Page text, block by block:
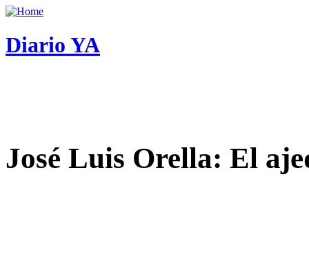
Diario YA
José Luis Orella: El